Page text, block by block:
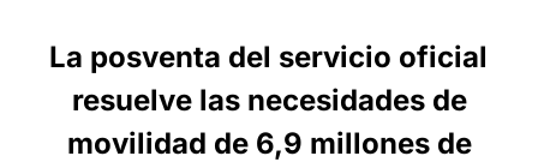
La posventa del servicio oficial
resuelve las necesidades de
movilidad de 6,9 millones de